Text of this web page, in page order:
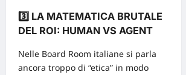
3️⃣ LA MATEMATICA BRUTALE
DEL ROI: HUMAN VS AGENT
Nelle Board Room italiane si parla
ancora troppo di “etica” in modo